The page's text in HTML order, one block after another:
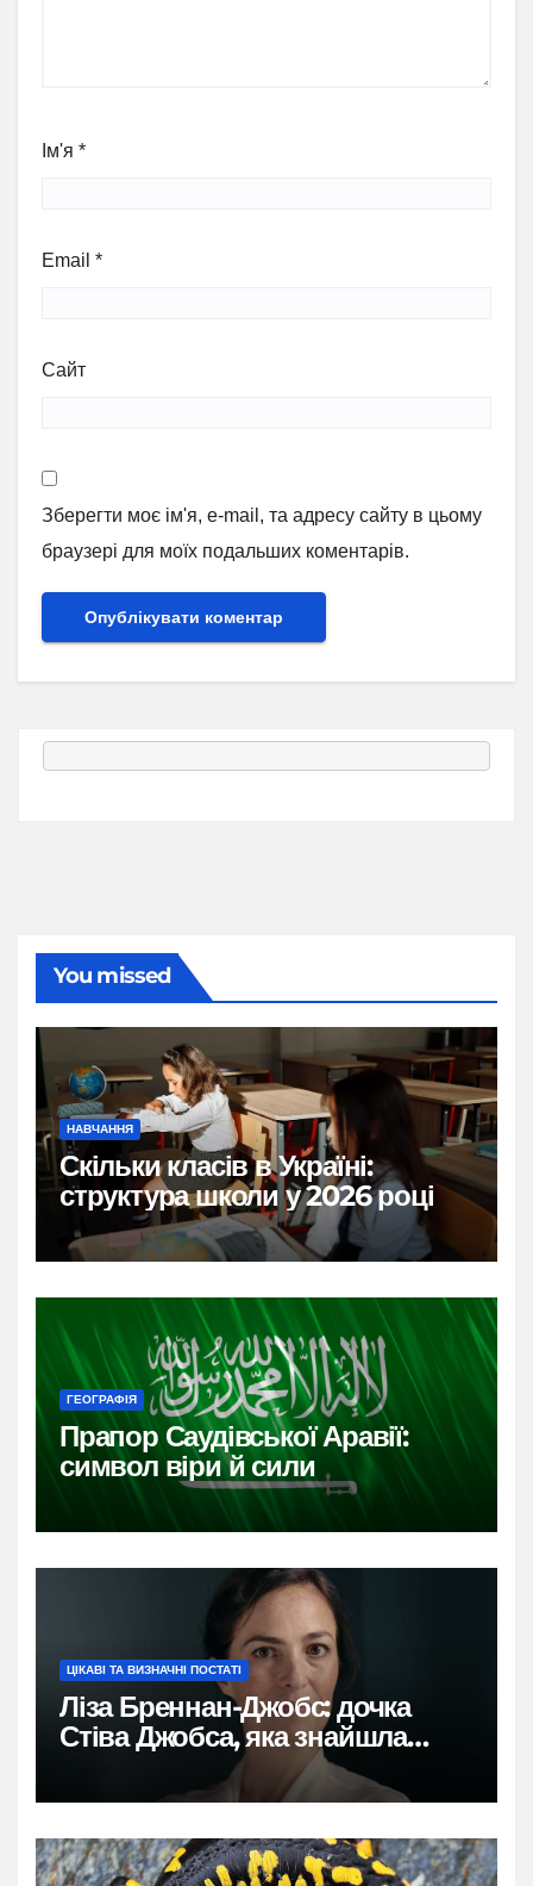
Ім'я *
Email *
Сайт
Зберегти моє ім'я, e-mail, та адресу сайту в цьому
браузері для моїх подальших коментарів.
You missed
НАВЧАННЯ
Скільки класів в Україні:
структура школи у 2026 році
ГЕОГРАФІЯ
Прапор Саудівської Аравії:
символ віри й сили
ЦІКАВІ ТА ВИЗНАЧНІ ПОСТАТІ
Ліза Бреннан-Джобс: дочка
Стіва Джобса, яка знайшла
власний голос